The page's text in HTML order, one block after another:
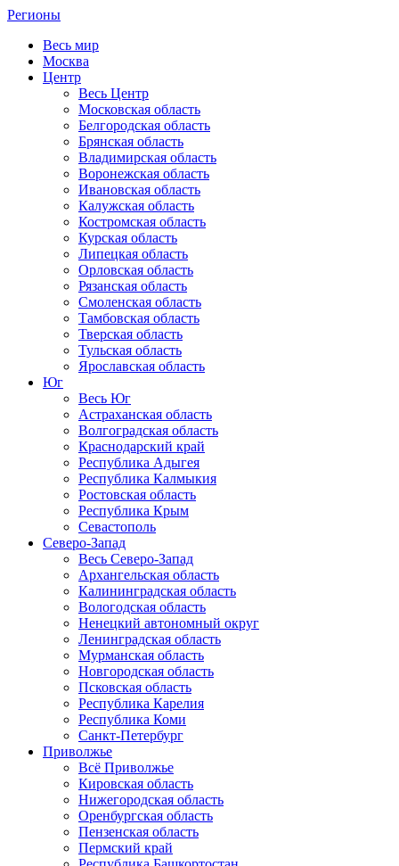
Регионы
Весь мир
Москва
Центр
Весь Центр
Московская область
Белгородская область
Брянская область
Владимирская область
Воронежская область
Ивановская область
Калужская область
Костромская область
Курская область
Липецкая область
Орловская область
Рязанская область
Смоленская область
Тамбовская область
Тверская область
Тульская область
Ярославская область
Юг
Весь Юг
Астраханская область
Волгоградская область
Краснодарский край
Республика Адыгея
Республика Калмыкия
Ростовская область
Республика Крым
Севастополь
Северо-Запад
Весь Северо-Запад
Архангельская область
Калининградская область
Вологодская область
Ненецкий автономный округ
Ленинградская область
Мурманская область
Новгородская область
Псковская область
Республика Карелия
Республика Коми
Санкт-Петербург
Приволжье
Всё Приволжье
Кировская область
Нижегородская область
Оренбургская область
Пензенская область
Пермский край